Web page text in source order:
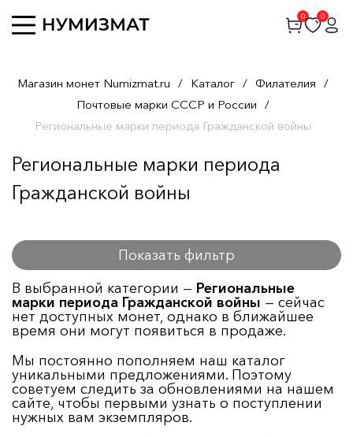
0 0
Магазин монет Numizmat.ru / Каталог / Филателия /
Почтовые марки СССР и России /
Региональные марки периода Гражданской войны
Региональные марки периода
Гражданской войны
Показать фильтр
В выбранной категории — Региональные
марки периода Гражданской войны — сейчас
нет доступных монет, однако в ближайшее
время они могут появиться в продаже.
Мы постоянно пополняем наш каталог
уникальными предложениями. Поэтому
советуем следить за обновлениями на нашем
сайте, чтобы первыми узнать о поступлении
нужных вам экземпляров.